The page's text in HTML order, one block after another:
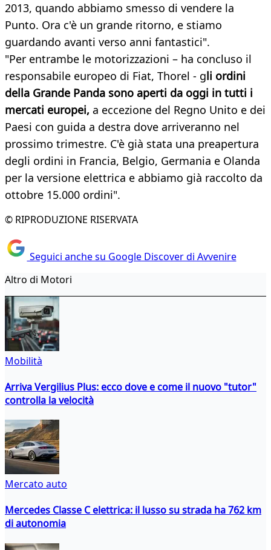
2013, quando abbiamo smesso di vendere la
Punto. Ora c'è un grande ritorno, e stiamo
guardando avanti verso anni fantastici".
"Per entrambe le motorizzazioni – ha concluso il
responsabile europeo di Fiat, Thorel - gli ordini
della Grande Panda sono aperti da oggi in tutti i
mercati europei, a eccezione del Regno Unito e dei
Paesi con guida a destra dove arriveranno nel
prossimo trimestre. C'è già stata una preapertura
degli ordini in Francia, Belgio, Germania e Olanda
per la versione elettrica e abbiamo già raccolto da
ottobre 15.000 ordini".
© RIPRODUZIONE RISERVATA
Seguici anche su Google Discover di Avvenire
Altro di Motori
Mobilità
Arriva Vergilius Plus: ecco dove e come il nuovo "tutor"
controlla la velocità
Mercato auto
Mercedes Classe C elettrica: il lusso su strada ha 762 km
di autonomia